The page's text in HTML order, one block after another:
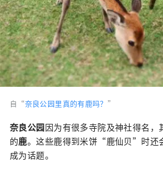
自“奈良公园里真的有鹿吗？ ”
奈良公园因为有很多寺院及神社得名，
的鹿。这些鹿得到米饼“鹿仙贝”时还
成为话题。